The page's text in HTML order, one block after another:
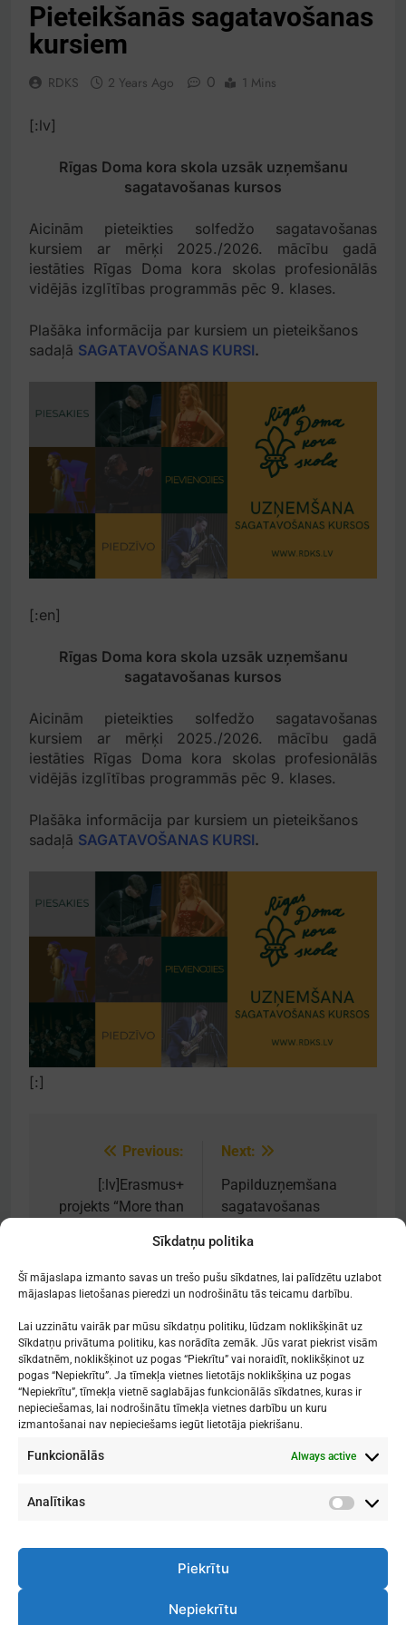
Sīkdatņu politika
Šī mājaslapa izmanto savas un trešo pušu sīkdatnes, lai palīdzētu uzlabot
mājaslapas lietošanas pieredzi un nodrošinātu tās teicamu darbību.
Lai uzzinātu vairāk par mūsu sīkdatņu politiku, lūdzam noklikšķināt uz
Sīkdatņu privātuma politiku, kas norādīta zemāk. Jūs varat piekrist visām
sīkdatnēm, noklikšķinot uz pogas “Piekrītu” vai noraidīt, noklikšķinot uz
pogas “Nepiekrītu”. Ja tīmekļa vietnes lietotājs noklikšķina uz pogas
“Nepiekrītu”, tīmekļa vietnē saglabājas funkcionālās sīkdatnes, kuras ir
nepieciešamas, lai nodrošinātu tīmekļa vietnes darbību un kuru
izmantošanai nav nepieciešams iegūt lietotāja piekrišanu.
Funkcionālās Always active
Analītikas
Piekrītu
Nepiekrītu
Pieteikšanās sagatavošanas
kursiem
RDKS 2 Years Ago 0 1 Mins
[:lv]
Rīgas Doma kora skola uzsāk uzņemšanu
sagatavošanas kursos
Aicinām pieteikties solfedžo sagatavošanas
kursiem ar mērķi 2025./2026. mācību gadā
iestāties Rīgas Doma kora skolas profesionālās
vidējās izglītības programmās pēc 9. klases.
Plašāka informācija par kursiem un pieteikšanos
sadaļā SAGATAVOŠANAS KURSI.
[:en]
Rīgas Doma kora skola uzsāk uzņemšanu
sagatavošanas kursos
Aicinām pieteikties solfedžo sagatavošanas
kursiem ar mērķi 2025./2026. mācību gadā
iestāties Rīgas Doma kora skolas profesionālās
vidējās izglītības programmās pēc 9. klases.
Plašāka informācija par kursiem un pieteikšanos
sadaļā SAGATAVOŠANAS KURSI.
[:]
navigation
Previous:
[:lv]Erasmus+
projekts “More than
project “More than
Music”[:]
Next:
Papilduzņemšana
sagatavošanas
Mākslu izglītības kompetences centrs
"Nacionālā Mākslu vidusskola"
RĪGAS DOMA KORA SKOLA
1. - 9. klases
Rīga, LV-1010